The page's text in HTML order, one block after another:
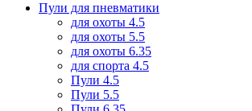
Пули для пневматики
для охоты 4.5
для охоты 5.5
для охоты 6.35
для спорта 4.5
Пули 4.5
Пули 5.5